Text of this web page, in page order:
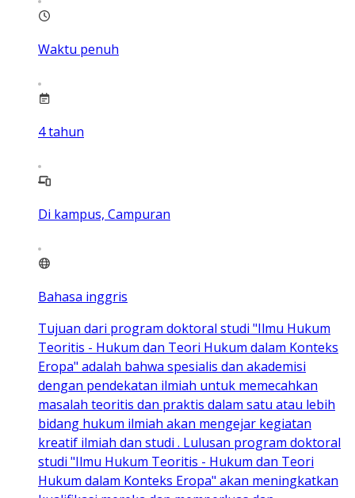
Waktu penuh
4tahun
Di kampus, Campuran
Bahasa inggris
Tujuan dari program doktoral studi "Ilmu Hukum
Teoritis - Hukum dan Teori Hukum dalam Konteks
Eropa" adalah bahwa spesialis dan akademisi
dengan pendekatan ilmiah untuk memecahkan
masalah teoritis dan praktis dalam satu atau lebih
bidang hukum ilmiah akan mengejar kegiatan
kreatif ilmiah dan studi . Lulusan program doktoral
studi "Ilmu Hukum Teoritis - Hukum dan Teori
Hukum dalam Konteks Eropa" akan meningkatkan